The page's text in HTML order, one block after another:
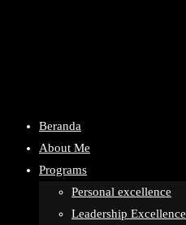
Beranda
About Me
Programs
Personal excellence
Leadership Excellence